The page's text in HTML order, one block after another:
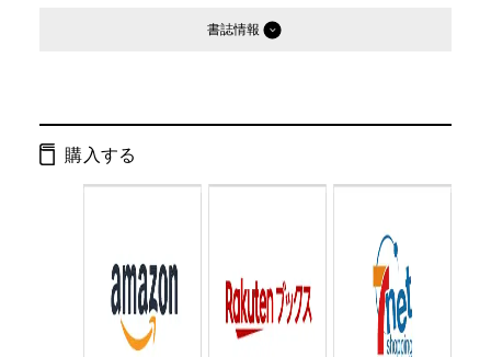
書誌情報
ISBN： 9784344423442
判型：
購入する